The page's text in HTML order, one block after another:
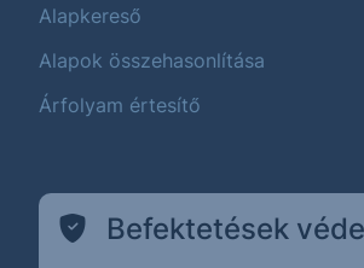
Alapkereső
Alapok összehasonlítása
Árfolyam értesítő
Befektetések